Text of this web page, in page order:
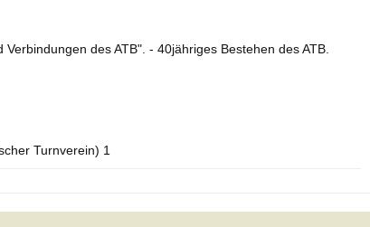
des ATB". - 40jähriges Bestehen des ATB.
Turnverein) 1